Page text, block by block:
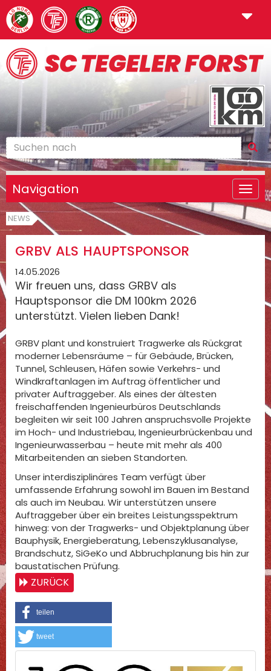
Navigation
NEWS
GRBV ALS HAUPTSPONSOR
14.05.2026
Wir freuen uns, dass GRBV als
Hauptsponsor die DM 100km 2026
unterstützt. Vielen lieben Dank!
GRBV plant und konstruiert Tragwerke als Rückgrat
moderner Lebensräume – für Gebäude, Brücken,
Tunnel, Schleusen, Häfen sowie Verkehrs- und
Windkraftanlagen im Auftrag öffentlicher und
privater Auftraggeber. Als eines der ältesten
freischaffenden Ingenieurbüros Deutschlands
begleiten wir seit 100 Jahren anspruchsvolle Projekte
im Hoch- und Industriebau, Ingenieurbrückenbau und
Ingenieurwasserbau – heute mit mehr als 400
Mitarbeitenden an sieben Standorten.
Unser interdisziplinäres Team verfügt über
umfassende Erfahrung sowohl im Bauen im Bestand
als auch im Neubau. Wir unterstützen unsere
Auftraggeber über ein breites Leistungsspektrum
hinweg: von der Tragwerks- und Objektplanung über
Bauphysik, Energieberatung, Lebenszyklusanalyse,
Brandschutz, SiGeKo und Abbruchplanung bis hin zur
baustatischen Prüfung.
ZURÜCK
teilen
tweet